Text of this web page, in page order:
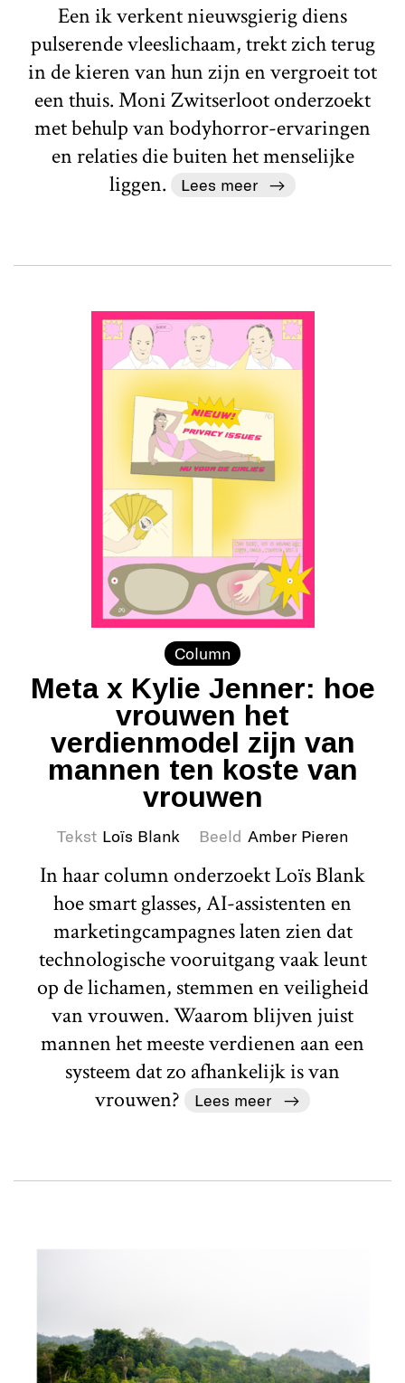
Een ik verkent nieuwsgierig diens
pulserende vleeslichaam, trekt zich terug
in de kieren van hun zijn en vergroeit tot
een thuis. Moni Zwitserloot onderzoekt
met behulp van bodyhorror-ervaringen
en relaties die buiten het menselijke
liggen.
Lees meer
Column
Meta x Kylie Jenner: hoe
vrouwen het
verdienmodel zijn van
mannen ten koste van
vrouwen
Tekst Loïs Blank Beeld Amber Pieren
In haar column onderzoekt Loïs Blank
hoe smart glasses, AI-assistenten en
marketingcampagnes laten zien dat
technologische vooruitgang vaak leunt
op de lichamen, stemmen en veiligheid
van vrouwen. Waarom blijven juist
mannen het meeste verdienen aan een
systeem dat zo afhankelijk is van
vrouwen?
Lees meer